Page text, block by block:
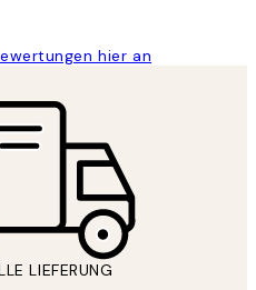
hier an
LIEFERUNG